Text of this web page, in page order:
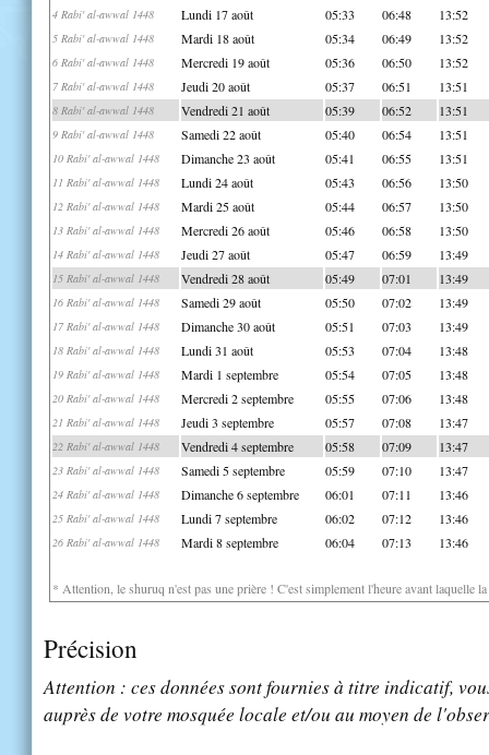
4 Rabi' al-awwal 1448 Lundi 17 août 05:33 06:48 13:52
5 Rabi' al-awwal 1448 Mardi 18 août 05:34 06:49 13:52
6 Rabi' al-awwal 1448 Mercredi 19 août 05:36 06:50 13:52
7 Rabi' al-awwal 1448 Jeudi 20 août 05:37 06:51 13:51
8 Rabi' al-awwal 1448 Vendredi 21 août 05:39 06:52 13:51
9 Rabi' al-awwal 1448 Samedi 22 août 05:40 06:54 13:51
10 Rabi' al-awwal 1448 Dimanche 23 août 05:41 06:55 13:51
11 Rabi' al-awwal 1448 Lundi 24 août 05:43 06:56 13:50
12 Rabi' al-awwal 1448 Mardi 25 août 05:44 06:57 13:50
13 Rabi' al-awwal 1448 Mercredi 26 août 05:46 06:58 13:50
14 Rabi' al-awwal 1448 Jeudi 27 août 05:47 06:59 13:49
15 Rabi' al-awwal 1448 Vendredi 28 août 05:49 07:01 13:49
16 Rabi' al-awwal 1448 Samedi 29 août 05:50 07:02 13:49
17 Rabi' al-awwal 1448 Dimanche 30 août 05:51 07:03 13:49
18 Rabi' al-awwal 1448 Lundi 31 août 05:53 07:04 13:48
19 Rabi' al-awwal 1448 Mardi 1 septembre 05:54 07:05 13:48
20 Rabi' al-awwal 1448 Mercredi 2 septembre 05:55 07:06 13:48
21 Rabi' al-awwal 1448 Jeudi 3 septembre 05:57 07:08 13:47
22 Rabi' al-awwal 1448 Vendredi 4 septembre 05:58 07:09 13:47
23 Rabi' al-awwal 1448 Samedi 5 septembre 05:59 07:10 13:47
24 Rabi' al-awwal 1448 Dimanche 6 septembre 06:01 07:11 13:46
25 Rabi' al-awwal 1448 Lundi 7 septembre 06:02 07:12 13:46
26 Rabi' al-awwal 1448 Mardi 8 septembre 06:04 07:13 13:46
* Attention, le shuruq n'est pas une prière ! C'est simplement l'heure avant laquelle
Précision
Attention : ces données sont fournies à titre indicatif,
auprès de votre mosquée locale et/ou au moyen de